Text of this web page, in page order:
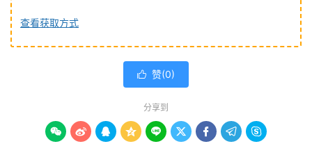
查看获取方式
 赞(0)
分享到
        